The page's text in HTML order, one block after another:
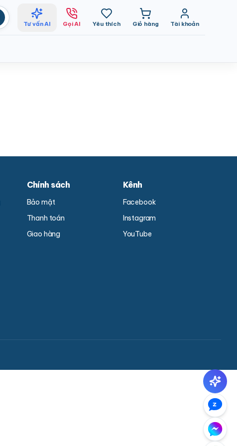
Tư vấn AI Gọi AI Yêu thích Giỏ hàng Tài khoản
Chính sách
Bảo mật
Thanh toán
Giao hàng
Kênh
Facebook
Instagram
YouTube